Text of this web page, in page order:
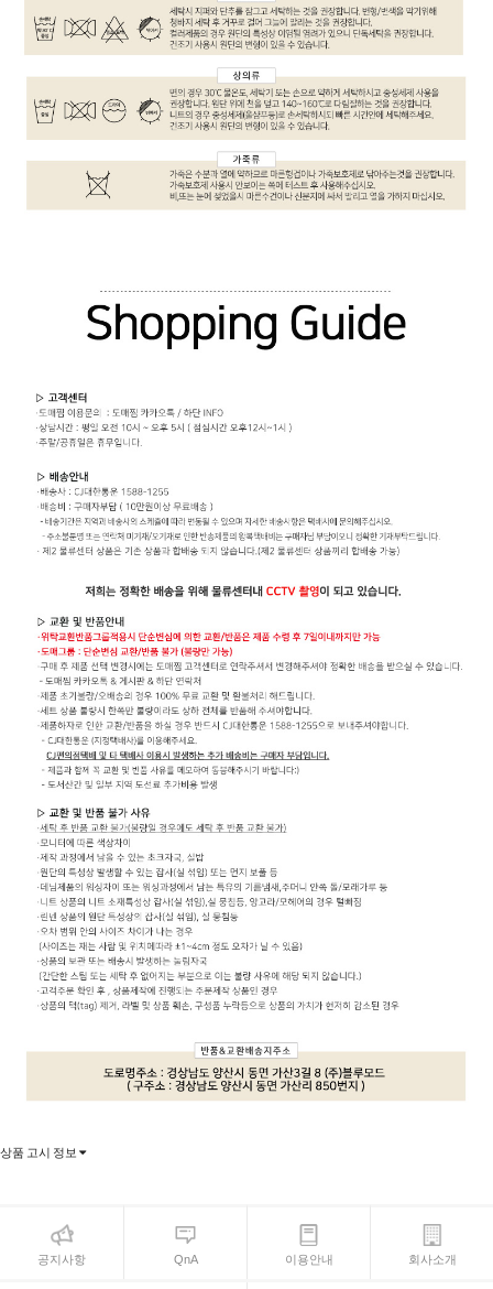
상품 고시 정보
공지사항 QnA 이용안내 회사소개